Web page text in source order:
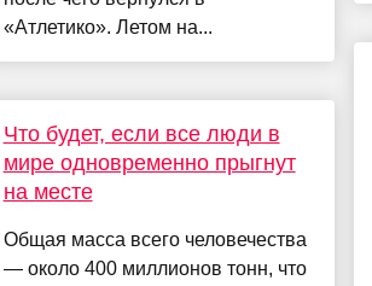
«Атлетико». Летом на...
Что будет, если все люди в
мире одновременно прыгнут
на месте
Общая масса всего человечества
— около 400 миллионов тонн, что